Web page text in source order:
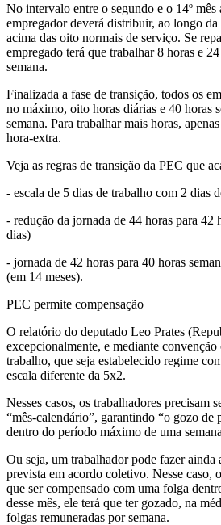
No intervalo entre o segundo e o 14º
empregador deverá distribuir, ao longo da
acima das oito normais de serviço. Se
empregado terá que trabalhar 8 horas e
semana.
Finalizada a fase de transição, todos os
no máximo, oito horas diárias e 40 horas
semana. Para trabalhar mais horas,
hora-extra.
Veja as regras de transição da PEC que
- escala de 5 dias de trabalho com 2 dias
- redução da jornada de 44 horas para 42
dias)
- jornada de 42 horas para 40 horas
(em 14 meses).
PEC permite compensação
O relatório do deputado Leo Prates
excepcionalmente, e mediante
trabalho, que seja estabelecido regime
escala diferente da 5x2.
Nesses casos, os trabalhadores precisam
“mês-calendário”, garantindo “o gozo de
dentro do período máximo de uma
Ou seja, um trabalhador pode fazer ainda
prevista em acordo coletivo. Nesse caso,
que ser compensado com uma folga
desse mês, ele terá que ter gozado, na
folgas remuneradas por semana.